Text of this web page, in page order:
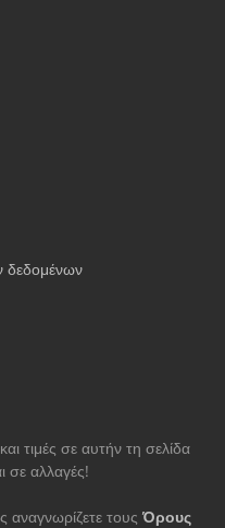
τιμές σε αυτήν τη σελίδα
σε αλλαγές!
αναγνωρίζετε τους Όρους